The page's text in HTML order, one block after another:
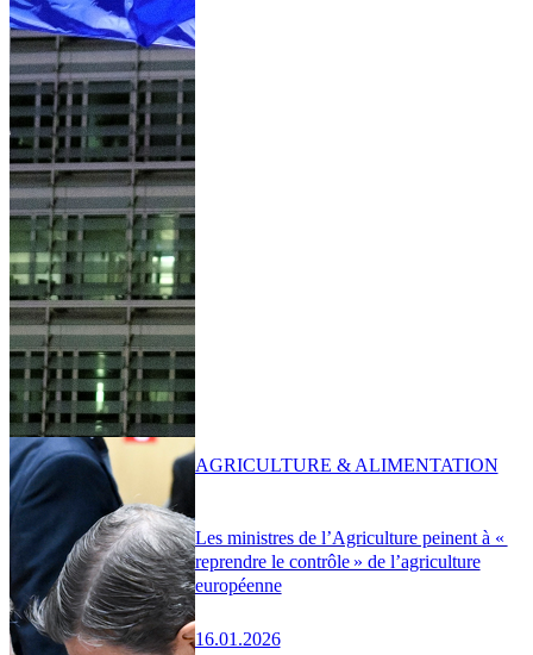
Les ministres de l’Agriculture peinent à «
reprendre le contrôle » de l’agriculture
européenne
16.01.2026
AGRICULTURE & ALIMENTATION